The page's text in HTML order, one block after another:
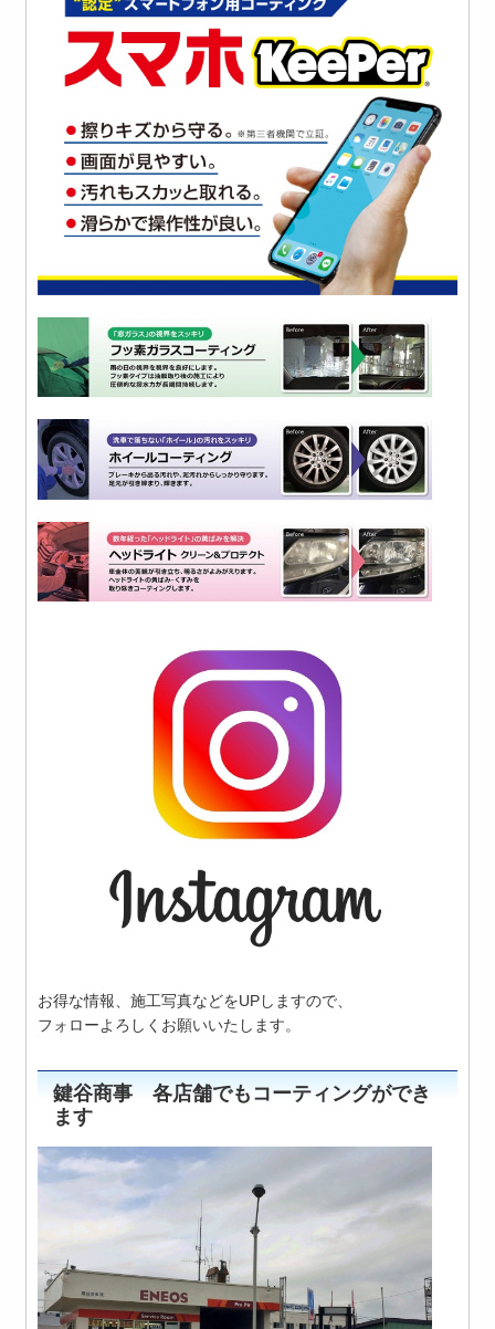
お得な情報、施工写真などをUPしますので、
フォローよろしくお願いいたします。
鍵谷商事 各店舗でもコーティングができ
ます